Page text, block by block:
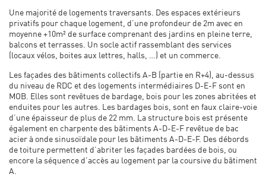
Une majorité de logements traversants. Des espaces extérieurs
privatifs pour chaque logement, d’une profondeur de 2m avec en
moyenne +10m² de surface comprenant des jardins en pleine terre,
balcons et terrasses. Un socle actif rassemblant des services
(locaux vélos, boites aux lettres, halls, …) et un commerce.
Les façades des bâtiments collectifs A-B (partie en R+4), au-dessus
du niveau de RDC et des logements intermédiaires D-E-F sont en
MOB. Elles sont revêtues de bardage, bois pour les zones abritées et
enduites pour les autres. Les bardages bois, sont en faux claire-voie
d’une épaisseur de plus de 22 mm. La structure bois est présente
également en charpente des bâtiments A-D-E-F revêtue de bac
acier à onde sinusoïdale pour les bâtiments A-D-E-F. Des débords
de toiture permettent d’abriter les façades bardées de bois, ou
encore la séquence d’accès au logement par la coursive du bâtiment
A.